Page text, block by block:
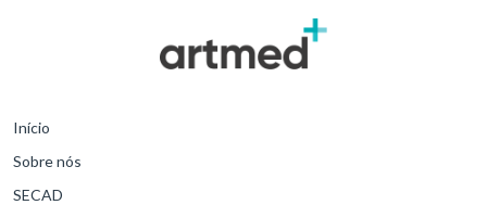
Início
Sobre nós
SECAD